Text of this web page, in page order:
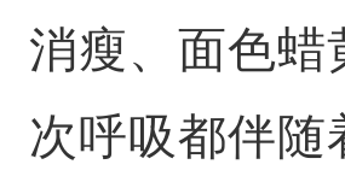
消瘦、面色蜡
次呼吸都伴随